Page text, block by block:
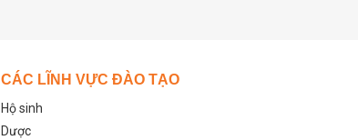
CÁC LĨNH VỰC ĐÀO TẠO
Hộ sinh
Dược